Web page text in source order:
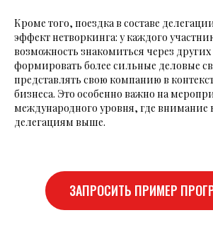
Кроме того, поездка в составе
эффект нетворкинга: у каждого
возможность знакомиться через
формировать более сильные деловые
представлять свою компанию в
бизнеса. Это особенно важно на
международного уровня, где внимание
делегациям выше.
ЗАПРОСИТЬ ПРИМЕР